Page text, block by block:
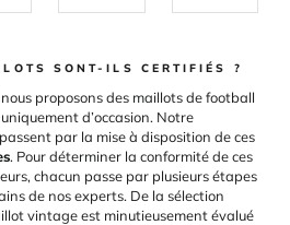
SONT-ILS CERTIFIÉS ?
nous proposons des maillots de football
d’occasion. Notre
par la mise à disposition de ces
. Pour déterminer la conformité de ces
chacun passe par plusieurs étapes
de nos experts. De la sélection
vintage est minutieusement évalué